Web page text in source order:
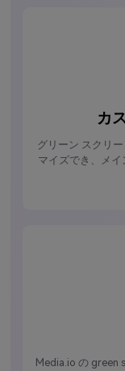
カ
グリーン スクリ
マイズでき、メ
Media.io の green